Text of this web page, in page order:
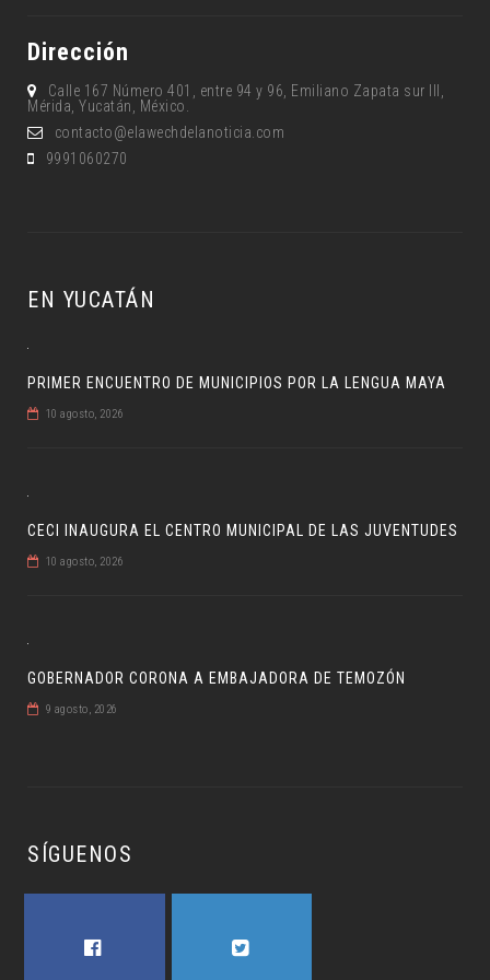
Dirección
Calle 167 Número 401, entre 94 y 96, Emiliano Zapata sur lll,
Mérida, Yucatán, México.
contacto@elawechdelanoticia.com
9991060270
EN YUCATÁN
PRIMER ENCUENTRO DE MUNICIPIOS POR LA LENGUA MAYA
10 agosto, 2026
CECI INAUGURA EL CENTRO MUNICIPAL DE LAS JUVENTUDES
10 agosto, 2026
GOBERNADOR CORONA A EMBAJADORA DE TEMOZÓN
9 agosto, 2026
SÍGUENOS